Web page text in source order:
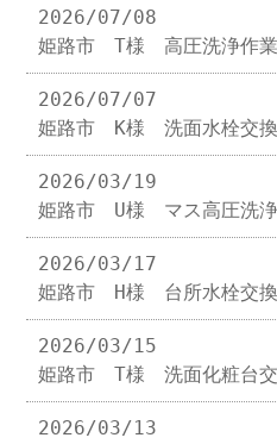
2026/07/08
姫路市 T様 高圧洗浄作業
2026/07/07
姫路市 K様 洗面水栓交換
2026/03/19
姫路市 U様 マス高圧洗浄
2026/03/17
姫路市 H様 台所水栓交換
2026/03/15
姫路市 T様 洗面化粧台交
2026/03/13